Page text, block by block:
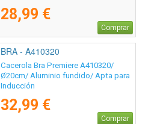
28,99 €
Comprar
BRA - A410320
Cacerola Bra Premiere A410320/
Ø20cm/ Aluminio fundido/ Apta para
Inducción
32,99 €
Comprar